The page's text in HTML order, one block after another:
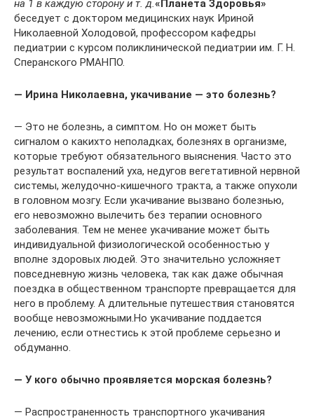
на 1 в каждую сторону и т. д.«Планета Здоровья»
беседует с доктором медицинских наук Ириной
Николаевной Холодовой, профессором кафедры
педиатрии с курсом поликлинической педиатрии им. Г. Н.
Сперанского РМАНПО.
— Ирина Николаевна, укачивание — это болезнь?
— Это не болезнь, а симптом. Но он может быть
сигналом о какихто неполадках, болезнях в организме,
которые требуют обязательного выяснения. Часто это
результат воспалений уха, недугов вегетативной нервной
системы, желудочно-кишечного тракта, а также опухоли
в головном мозгу. Если укачивание вызвано болезнью,
его невозможно вылечить без терапии основного
заболевания. Тем не менее укачивание может быть
индивидуальной физиологической особенностью у
вполне здоровых людей. Это значительно усложняет
повседневную жизнь человека, так как даже обычная
поездка в общественном транспорте превращается для
него в проблему. А длительные путешествия становятся
вообще невозможными.Но укачивание поддается
лечению, если отнестись к этой проблеме серьезно и
обдуманно.
— У кого обычно проявляется морская болезнь?
— Распространенность транспортного укачивания